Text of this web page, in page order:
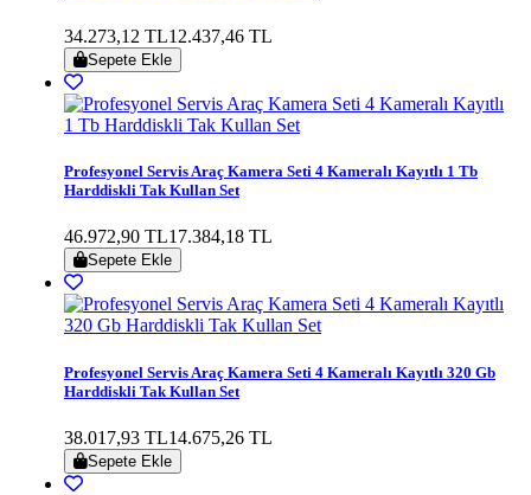
34.273,12 TL12.437,46 TL
Sepete Ekle
Profesyonel Servis Araç Kamera Seti 4 Kameralı Kayıtlı 1 Tb
Harddiskli Tak Kullan Set
46.972,90 TL17.384,18 TL
Sepete Ekle
Profesyonel Servis Araç Kamera Seti 4 Kameralı Kayıtlı 320 Gb
Harddiskli Tak Kullan Set
38.017,93 TL14.675,26 TL
Sepete Ekle